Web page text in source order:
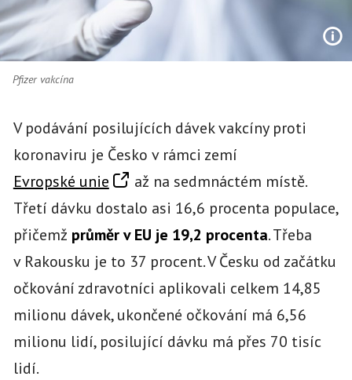
Pfizer vakcína
V podávání posilujících dávek vakcíny proti
koronaviru je Česko v rámci zemí
Evropské unie
až na sedmnáctém místě.
Třetí dávku dostalo asi 16,6 procenta populace,
přičemž průměr v EU je 19,2 procenta. Třeba
v Rakousku je to 37 procent. V Česku od začátku
očkování zdravotníci aplikovali celkem 14,85
milionu dávek, ukončené očkování má 6,56
milionu lidí, posilující dávku má přes 70 tisíc
lidí.